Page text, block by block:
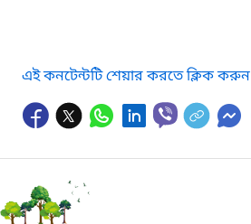
এই কনটেন্টটি শেয়ার করতে ক্লিক করুন